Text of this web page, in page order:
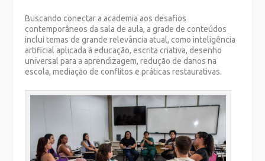
Buscando conectar a academia aos desafios
contemporâneos da sala de aula, a grade de conteúdos
inclui temas de grande relevância atual, como inteligência
artificial aplicada à educação, escrita criativa, desenho
universal para a aprendizagem, redução de danos na
escola, mediação de conflitos e práticas restaurativas.